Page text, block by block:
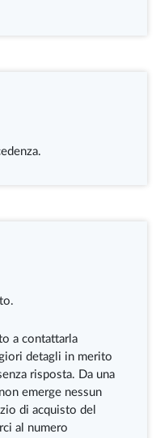
a contattarla
detagli in merito
risposta. Da una
emerge nessun
di acquisto del
al numero